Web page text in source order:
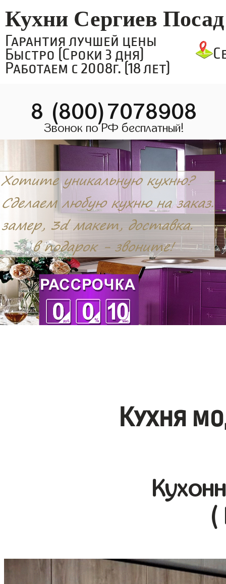
Кухни Сергиев Посад
Гарантия лучшей цены
Быстро (Сроки 3 дня)
Работаем с 2008г. (18 лет)
8 (800)7078908
Звонок по РФ бесплатный!
Кухня
(